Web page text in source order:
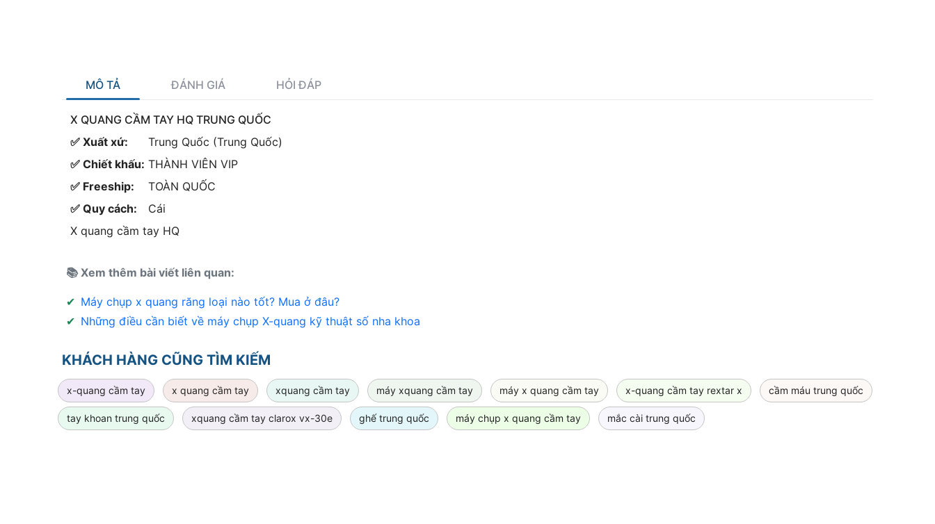
MÔ TẢ ĐÁNH GIÁ HỎI ĐÁP
X QUANG CẦM TAY HQ TRUNG QUỐC
✅ Xuất xứ:
Trung Quốc (Trung Quốc)
✅ Chiết khấu: THÀNH VIÊN VIP
✅ Freeship:
TOÀN QUỐC
✅ Quy cách:
Cái
X quang cầm tay HQ
📚 Xem thêm bài viết liên quan:
✔ Máy chụp x quang răng loại nào tốt? Mua ở đâu?
✔ Những điều cần biết về máy chụp X-quang kỹ thuật số nha khoa
KHÁCH HÀNG CŨNG TÌM KIẾM
x-quang cầm tay x quang cầm tay xquang cầm tay máy xquang cầm tay máy x quang cầm tay x-quang cầm tay rextar x cầm máu trung quốc
tay khoan trung quốc xquang cầm tay clarox vx-30e ghế trung quốc máy chụp x quang cầm tay mắc cài trung quốc